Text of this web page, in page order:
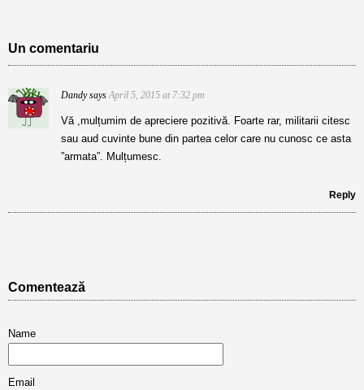
Un comentariu
Dandy says April 5, 2015 at 7:32 pm
Vă ,mulțumim de apreciere pozitivă. Foarte rar, militarii citesc
sau aud cuvinte bune din partea celor care nu cunosc ce asta
”armata”. Mulțumesc.
Reply
Comentează
Name
Email